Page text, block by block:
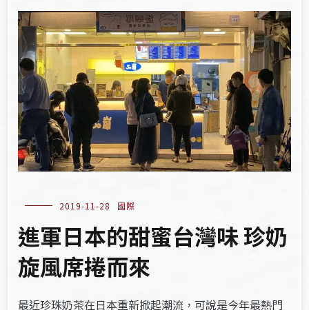
2019-11-28 國際
進軍日本的甜蜜台灣味 珍奶
旋風席捲而來
最近珍珠奶茶在日本重新掀起潮流，可說是今年最熱門